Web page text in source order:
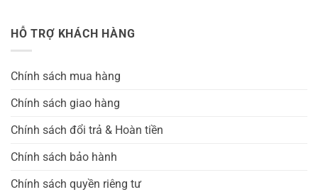
HỖ TRỢ KHÁCH HÀNG
Chính sách mua hàng
Chính sách giao hàng
Chính sách đổi trả & Hoàn tiền
Chính sách bảo hành
Chính sách quyền riêng tư